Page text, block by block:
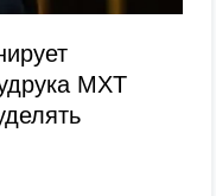
МХТ